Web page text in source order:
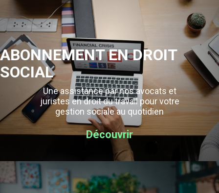
ABONNEMENT EN DROIT
SOCIAL
Une assistance par nos avocats et
juristes en droit du travail pour votre
gestion sociale au quotidien
Découvrir